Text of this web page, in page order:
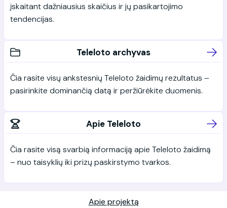
įskaitant dažniausius skaičius ir jų pasikartojimo
tendencijas.
Teleloto archyvas
Čia rasite visų ankstesnių Teleloto žaidimų rezultatus –
pasirinkite dominančią datą ir peržiūrėkite duomenis.
Apie Teleloto
Čia rasite visą svarbią informaciją apie Teleloto žaidimą
– nuo taisyklių iki prizų paskirstymo tvarkos.
Apie projektą